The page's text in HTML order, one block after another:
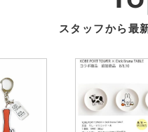
スタッフから最